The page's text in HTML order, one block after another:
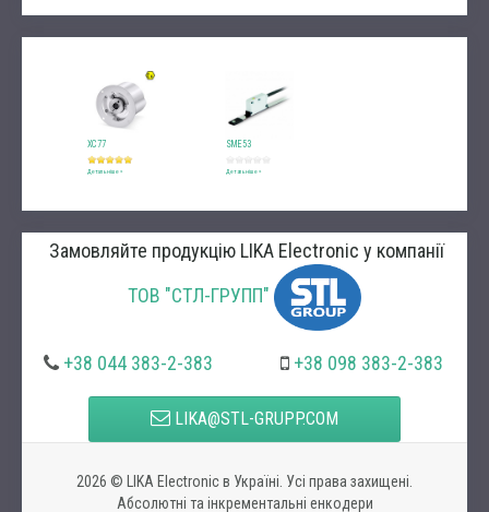
Детальніше
MSX
Детальніше
Замовляйте продукцію LIKA Electronic у компанії
ТОВ "СТЛ-ГРУПП"
+38 044 383-2-383 +38 098 383-2-383
LIKA@STL-GRUPP.COM
2026 © LIKA Electronic в Україні. Усі права захищені.
Абсолютні та інкрементальні енкодери